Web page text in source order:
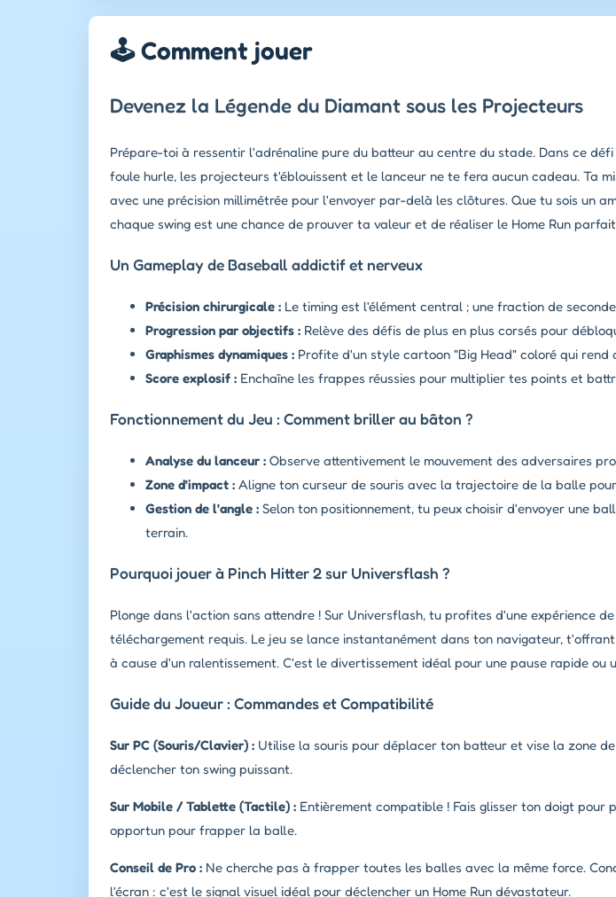
🕹️ Comment jouer
Devenez la Légende du Diamant sous les Projecteurs
Prépare-toi à ressentir l'adrénaline pure du batteur au centre du stade. Dans ce
foule hurle, les projecteurs t'éblouissent et le lanceur ne te fera aucun cadeau. Ta
avec une précision millimétrée pour l'envoyer par-delà les clôtures. Que tu sois un
chaque swing est une chance de prouver ta valeur et de réaliser le Home Run
Un Gameplay de Baseball addictif et nerveux
Précision chirurgicale : Le timing est l'élément central ; une fraction de
Progression par objectifs : Relève des défis de plus en plus corsés pour
Graphismes dynamiques : Profite d'un style cartoon "Big Head" coloré qui rend
Score explosif : Enchaîne les frappes réussies pour multiplier tes points et
Fonctionnement du Jeu : Comment briller au bâton ?
Analyse du lanceur : Observe attentivement le mouvement des adversaires
Zone d'impact : Aligne ton curseur de souris avec la trajectoire de la balle
Gestion de l'angle : Selon ton positionnement, tu peux choisir d'envoyer une
terrain.
Pourquoi jouer à Pinch Hitter 2 sur Universflash ?
Plonge dans l'action sans attendre ! Sur Universflash, tu profites d'une expérience
téléchargement requis. Le jeu se lance instantanément dans ton navigateur,
à cause d'un ralentissement. C'est le divertissement idéal pour une pause rapide ou
Guide du Joueur : Commandes et Compatibilité
Sur PC (Souris/Clavier) : Utilise la souris pour déplacer ton batteur et vise la zone
déclencher ton swing puissant.
Sur Mobile / Tablette (Tactile) : Entièrement compatible ! Fais glisser ton doigt
opportun pour frapper la balle.
Conseil de Pro : Ne cherche pas à frapper toutes les balles avec la même force.
l'écran : c'est le signal visuel idéal pour déclencher un Home Run dévastateur.